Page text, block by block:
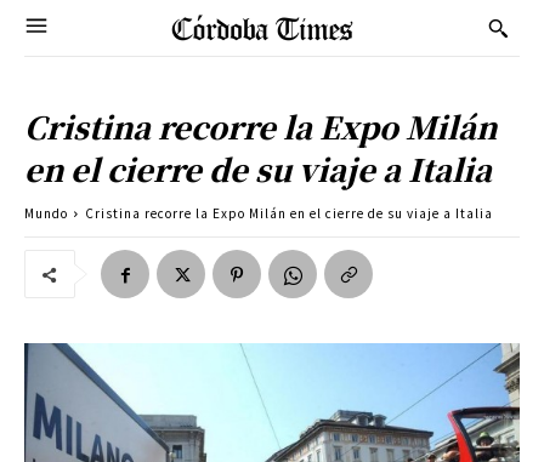
Cristina recorre la Expo Milán
en el cierre de su viaje a Italia
Mundo Cristina recorre la Expo Milán en el cierre de su viaje a Italia